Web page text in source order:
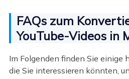
FAQs zum
YouTube-Videos in
Im Folgenden finden Sie einige
die Sie interessieren könnten,